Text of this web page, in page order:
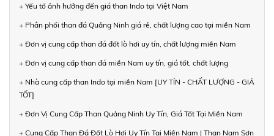
+ Yếu tố ảnh hưởng đến giá than Indo tại Việt Nam
+ Phân phối than đá Quảng Ninh giá rẻ, chất lượng cao tại miền Nam
+ Đơn vị cung cấp than đá đốt lò hơi uy tín, chất lượng miền Nam
+ Đơn vị cung cấp than đá miền Nam uy tín, giá tốt, chất lượng
+ Nhà cung cấp than Indo tại miền Nam [UY TÍN - CHẤT LƯỢNG - GIÁ
TỐT]
+ Đơn Vị Cung Cấp Than Quảng Ninh Uy Tín, Giá Tốt Tại Miền Nam
+ Cung Cấp Than Đá Đốt Lò Hơi Uy Tín Tại Miền Nam | Than Nam Sơn